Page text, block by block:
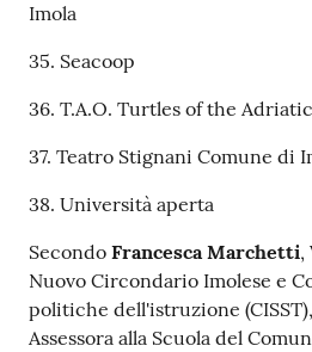
Imola
35. Seacoop
36. T.A.O. Turtles of the
37. Teatro Stignani Comune di
38. Università aperta
Secondo Francesca Marchetti,
Nuovo Circondario Imolese e
politiche dell'istruzione
Assessora alla Scuola del